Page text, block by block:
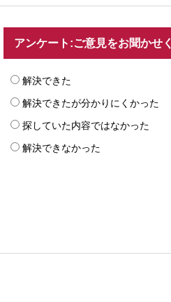
アンケート:ご意見をお聞かせ
解決できた
解決できたが分かりにくかった
探していた内容ではなかった
解決できなかった